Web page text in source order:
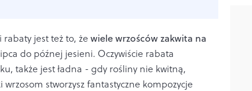
jest też to, że wiele wrzośców zakwita na
do późnej jesieni. Oczywiście rabata
także jest ładna - gdy rośliny nie kwitną,
stworzysz fantastyczne kompozycje